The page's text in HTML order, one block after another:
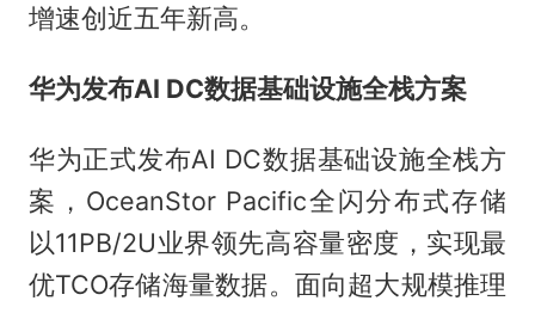
增速创近五年新高。
华为发布AI DC数据基础设施全栈方案
华为正式发布AI DC数据基础设施全栈方
案，OceanStor Pacific全闪分布式存储
以11PB/2U业界领先高容量密度，实现最
优TCO存储海量数据。面向超大规模推理